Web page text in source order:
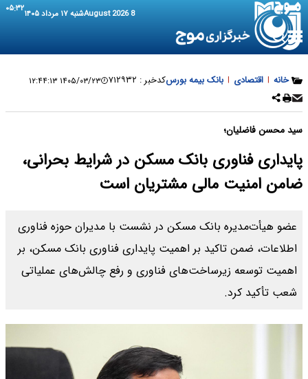
8 August 2026 شنبه ۱۷ مرداد ۱۴۰۵ ۰۵:۳۲
خانه | اقتصادی | بانک بیمه بورسکدخبر : ۷۱۲۹۳۲ ۱۴۰۵/۰۳/۲۳ ۱۲:۴۴:۱۳
سید محسن فاضلیان؛
پایداری فناوری بانک مسکن در شرایط بحرانی،
ضامن امنیت مالی مشتریان است
عضو هیأت‌مدیره بانک مسکن در نشست با مدیران حوزه فناوری
اطلاعات، ضمن تاکید بر اهمیت پایداری فناوری بانک مسکن، بر
اهمیت توسعه زیرساخت‌های فناوری و رفع چالش‌های عملیاتی
شعب تأکید کرد.